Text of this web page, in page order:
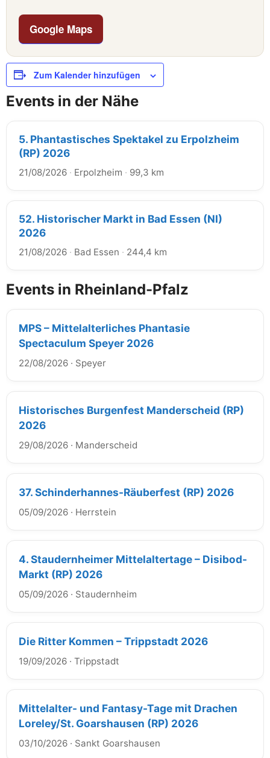
Google Maps
Zum Kalender hinzufügen
Events in der Nähe
5. Phantastisches Spektakel zu Erpolzheim
(RP) 2026
21/08/2026 · Erpolzheim · 99,3 km
52. Historischer Markt in Bad Essen (NI)
2026
21/08/2026 · Bad Essen · 244,4 km
Events in Rheinland-Pfalz
MPS – Mittelalterliches Phantasie
Spectaculum Speyer 2026
22/08/2026 · Speyer
Historisches Burgenfest Manderscheid (RP)
2026
29/08/2026 · Manderscheid
37. Schinderhannes-Räuberfest (RP) 2026
05/09/2026 · Herrstein
4. Staudernheimer Mittelaltertage – Disibod-
Markt (RP) 2026
05/09/2026 · Staudernheim
Die Ritter Kommen – Trippstadt 2026
19/09/2026 · Trippstadt
Mittelalter- und Fantasy-Tage mit Drachen
Loreley/St. Goarshausen (RP) 2026
03/10/2026 · Sankt Goarshausen